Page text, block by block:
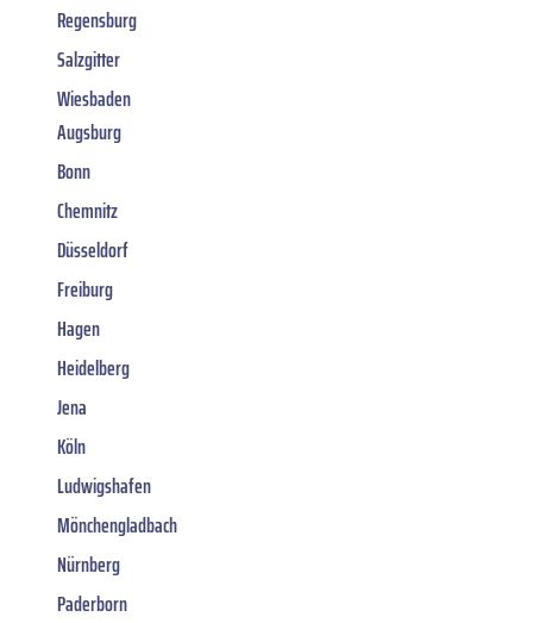
Regensburg
Salzgitter
Wiesbaden
Augsburg
Bonn
Chemnitz
Düsseldorf
Freiburg
Hagen
Heidelberg
Jena
Köln
Ludwigshafen
Mönchengladbach
Nürnberg
Paderborn